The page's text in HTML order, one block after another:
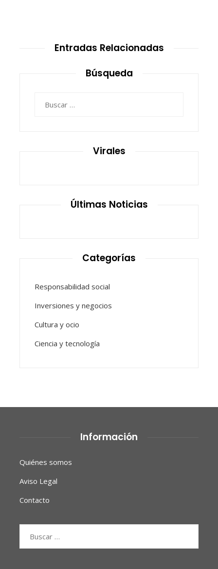
Entradas Relacionadas
Búsqueda
Virales
Últimas Noticias
Categorías
Responsabilidad social
Inversiones y negocios
Cultura y ocio
Ciencia y tecnología
Información
Quiénes somos
Aviso Legal
Contacto